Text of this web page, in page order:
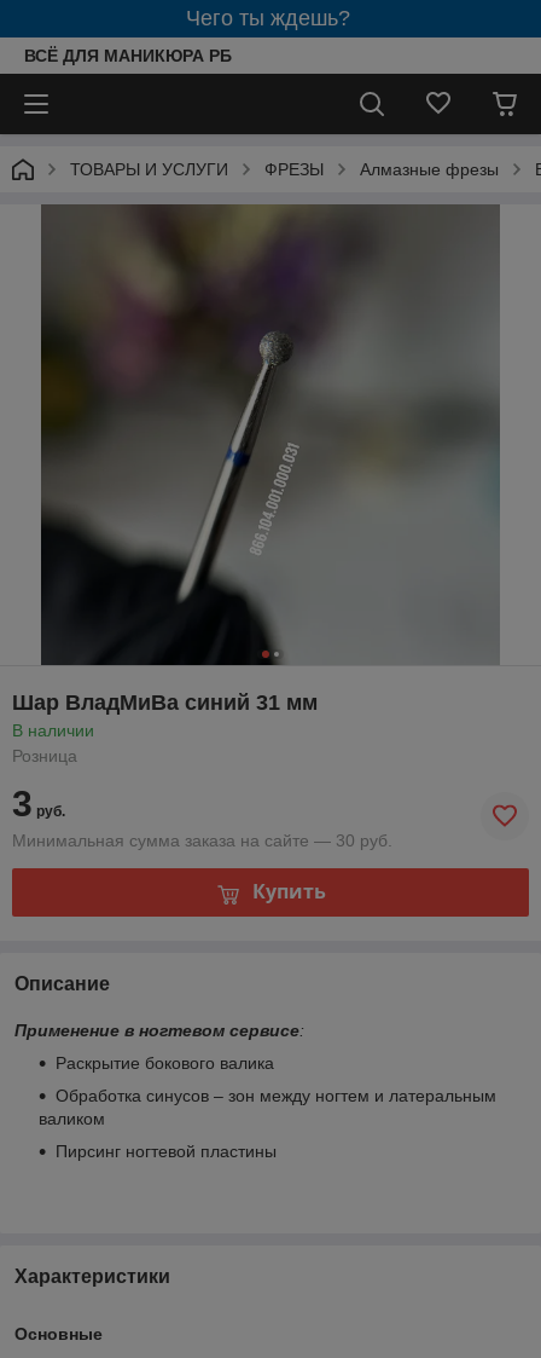
Чего ты ждешь?
ВСЁ ДЛЯ МАНИКЮРА РБ
ТОВАРЫ И УСЛУГИ ФРЕЗЫ Алмазные фрезы
Шар ВладМиВа синий 31 мм
В наличии
Розница
3 руб.
Минимальная сумма заказа на сайте — 30 руб.
Купить
Описание
Применение в ногтевом сервисе:
Раскрытие бокового валика
Обработка синусов – зон между ногтем и латеральным
валиком
Пирсинг ногтевой пластины
Характеристики
Основные